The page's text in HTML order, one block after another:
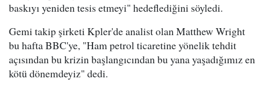
baskıyı yeniden tesis etmeyi" hedeflediğini söyledi.
Gemi takip şirketi Kpler'de analist olan Matthew Wright
bu hafta BBC'ye, "Ham petrol ticaretine yönelik tehdit
açısından bu krizin başlangıcından bu yana yaşadığımız en
kötü dönemdeyiz" dedi.